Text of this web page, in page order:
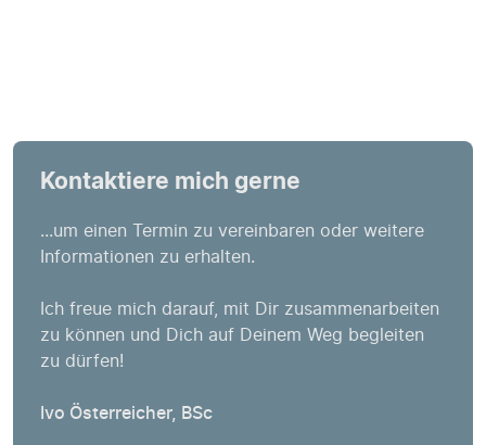
Kontaktiere mich gerne
...um einen Termin zu vereinbaren oder weitere
Informationen zu erhalten.
Ich freue mich darauf, mit Dir zusammenarbeiten
zu können und Dich auf Deinem Weg begleiten
zu dürfen!
Ivo Österreicher, BSc